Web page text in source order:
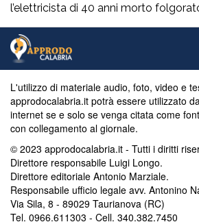
l’elettricista di 40 anni morto
lavorando al montaggio delle
di Calanna. Le indagini, coordinate
da Giuseppe Borrelli, sono affidate ai
ditta privata per la quale lavorava […]
L'utilizzo di materiale audio, foto, video e
approdocalabria.it potrà essere utilizzato
internet se e solo se venga citata come
con collegamento al giornale.
© 2023 approdocalabria.it - Tutti i diritti
Direttore responsabile Luigi Longo.
Direttore editoriale Antonio Marziale.
Responsabile ufficio legale avv. Antonino
Via Sila, 8 - 89029 Taurianova (RC)
Tel. 0966.611303 - Cell. 340.382.7450